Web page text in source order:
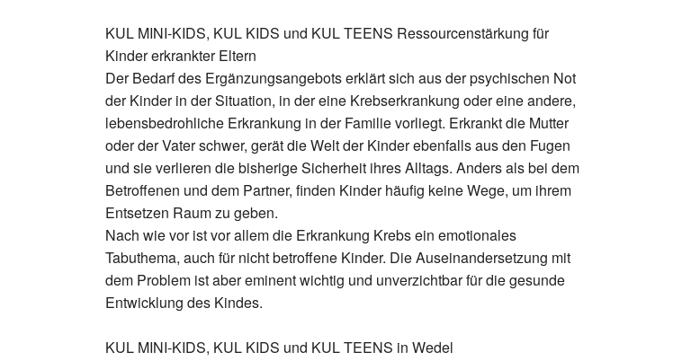
KUL MINI-KIDS, KUL KIDS und KUL TEENS Ressourcenstärkung für
Kinder erkrankter Eltern
Der Bedarf des Ergänzungsangebots erklärt sich aus der psychischen Not
der Kinder in der Situation, in der eine Krebserkrankung oder eine andere,
lebensbedrohliche Erkrankung in der Familie vorliegt. Erkrankt die Mutter
oder der Vater schwer, gerät die Welt der Kinder ebenfalls aus den Fugen
und sie verlieren die bisherige Sicherheit ihres Alltags. Anders als bei dem
Betroffenen und dem Partner, finden Kinder häufig keine Wege, um ihrem
Entsetzen Raum zu geben.
Nach wie vor ist vor allem die Erkrankung Krebs ein emotionales
Tabuthema, auch für nicht betroffene Kinder. Die Auseinandersetzung mit
dem Problem ist aber eminent wichtig und unverzichtbar für die gesunde
Entwicklung des Kindes.
KUL MINI-KIDS, KUL KIDS und KUL TEENS in Wedel